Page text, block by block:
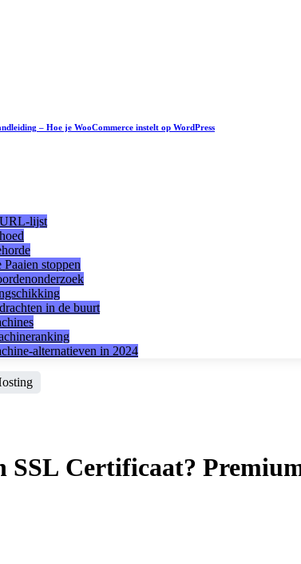
– Hoe je WooCommerce instelt op WordPress
lijst
Paaien stoppen
in de buurt
alternatieven in 2024
SSL Certificaat?